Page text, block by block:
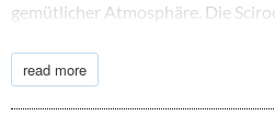
gemütlicher Atmosphäre. Die
Supermarkt (12,8 km) bietet alles,
Villenaufenthalt benötigen, und die
liefert medizinisches Material und
read more